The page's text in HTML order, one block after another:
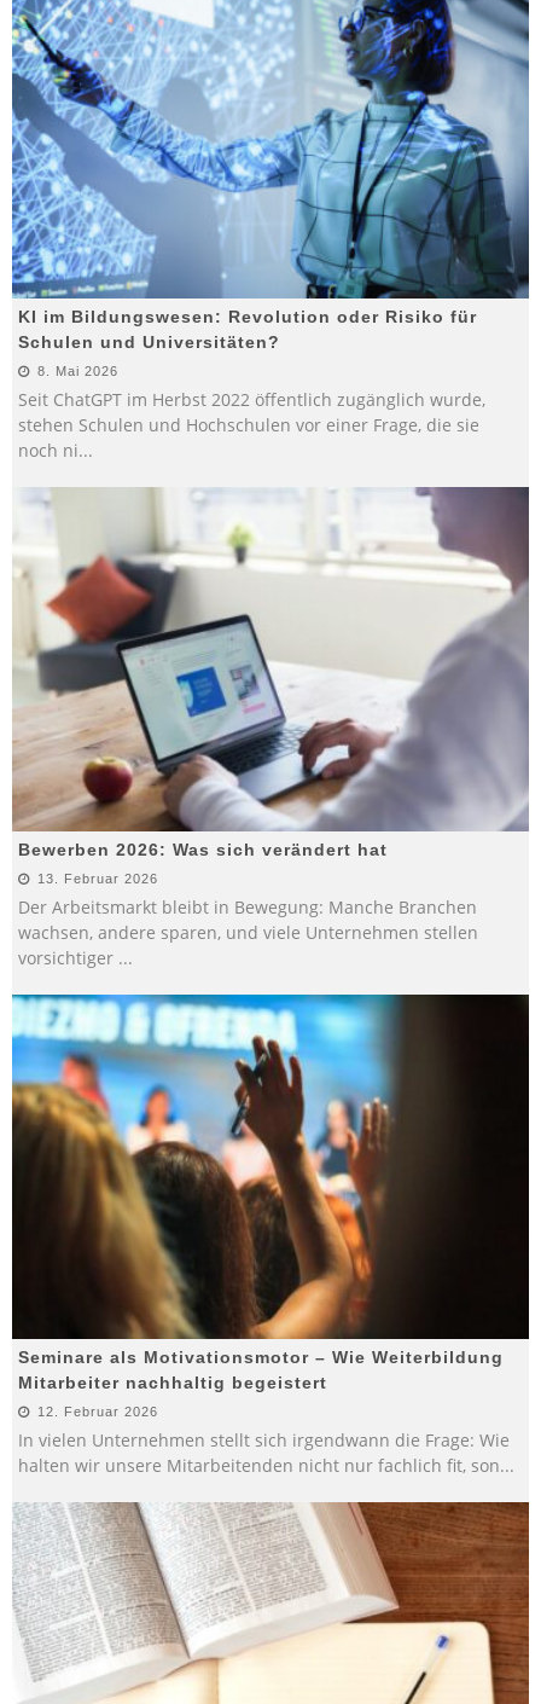
KI im Bildungswesen: Revolution oder Risiko für
Schulen und Universitäten?
8. Mai 2026
Seit ChatGPT im Herbst 2022 öffentlich zugänglich wurde,
stehen Schulen und Hochschulen vor einer Frage, die sie
noch ni...
Bewerben 2026: Was sich verändert hat
13. Februar 2026
Der Arbeitsmarkt bleibt in Bewegung: Manche Branchen
wachsen, andere sparen, und viele Unternehmen stellen
vorsichtiger ...
Seminare als Motivationsmotor – Wie Weiterbildung
Mitarbeiter nachhaltig begeistert
12. Februar 2026
In vielen Unternehmen stellt sich irgendwann die Frage: Wie
halten wir unsere Mitarbeitenden nicht nur fachlich fit, son...